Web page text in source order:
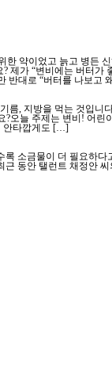
약이었고 늙고 병든
가 “변비에는 버터가
반대로 “버터를 나보고
름, 지방을 먹는 것입니
오늘 주제는 변비! 어
안타깝게도 […]
소금물이 더 필요하
동안 탤런트 채정안